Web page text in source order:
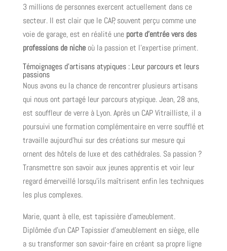
3 millions de personnes exercent actuellement dans ce
secteur. Il est clair que le CAP, souvent perçu comme une
voie de garage, est en réalité une porte d’entrée vers des
professions de nicheoù la passion et l’expertise priment.
Témoignages d’artisans atypiques : Leur parcours et leurs
passions
Nous avons eu la chance de rencontrer plusieurs artisans
qui nous ont partagé leur parcours atypique. Jean, 28 ans,
est souffleur de verre à Lyon. Après un CAP Vitrailliste, il a
poursuivi une formation complémentaire en verre soufflé et
travaille aujourd’hui sur des créations sur mesure qui
ornent des hôtels de luxe et des cathédrales. Sa passion ?
Transmettre son savoir aux jeunes apprentis et voir leur
regard émerveillé lorsqu’ils maîtrisent enfin les techniques
les plus complexes.
Marie, quant à elle, est tapissière d’ameublement.
Diplômée d’un CAP Tapissier d’ameublement en siège, elle
a su transformer son savoir-faire en créant sa propre ligne